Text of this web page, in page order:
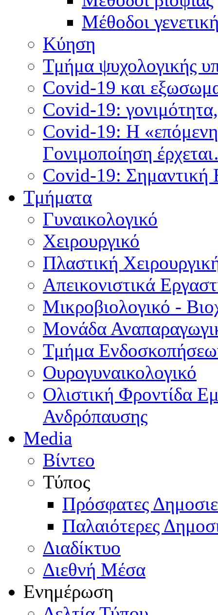
Mέθοδοι
Κύηση
Τμήμα ψυχολογικής
Covid-19 και
Covid-19:
Covid-19: Η
Γονιμοποίηση
Covid-19: Σημαντική
Τμήματα
Γυναικολογικό
Χειρουργικό
Πλαστική
Απεικονιστικά
Μικροβιολογικό -
Μονάδα
Τμήμα
Ουρογυναικολογικό
Ολιστική Φροντίδα
Ανδρόπαυσης
Media
Βίντεο
Τύπος
Πρόσφατες
Παλαιότερες
Διαδίκτυο
Διεθνή Μέσα
Ενημέρωση